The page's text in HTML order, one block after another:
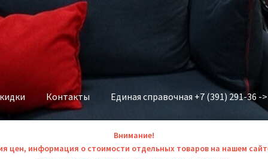
Контакты Единая справочная +7 (391) 291-36 -
Внимание!
цен, информация о стоимости отдельных товаров на нашем